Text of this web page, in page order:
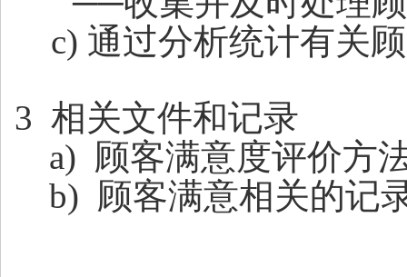
c) 通过分析统计有关
3 相关文件和记录
a) 顾客满意度评价方
b) 顾客满意相关的记